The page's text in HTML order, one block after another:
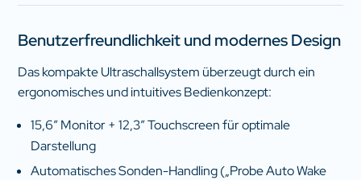
Benutzerfreundlichkeit und modernes Design
Das kompakte Ultraschallsystem überzeugt durch ein
ergonomisches und intuitives Bedienkonzept:
15,6″ Monitor + 12,3″ Touchscreen für optimale
Darstellung
Automatisches Sonden-Handling („Probe Auto Wake